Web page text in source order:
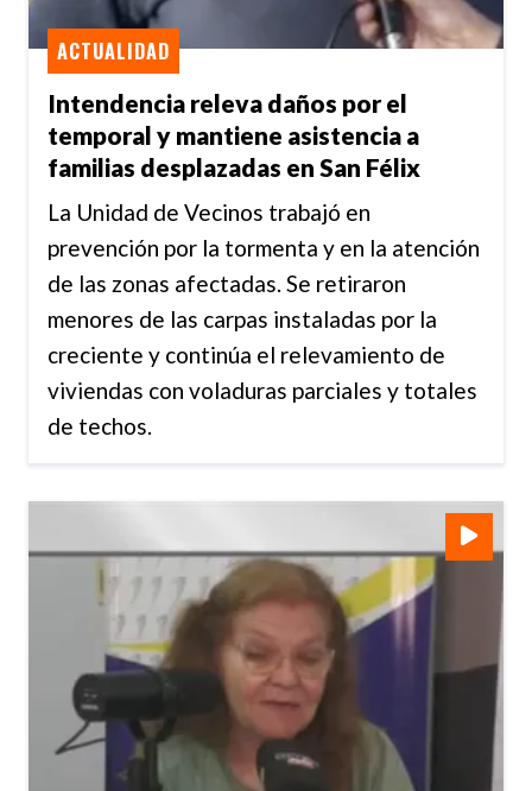
Intendencia releva daños por el
temporal y mantiene asistencia a
familias desplazadas en San Félix
ACTUALIDAD
La Unidad de Vecinos trabajó en
prevención por la tormenta y en la atención
de las zonas afectadas. Se retiraron
menores de las carpas instaladas por la
creciente y continúa el relevamiento de
viviendas con voladuras parciales y totales
de techos.